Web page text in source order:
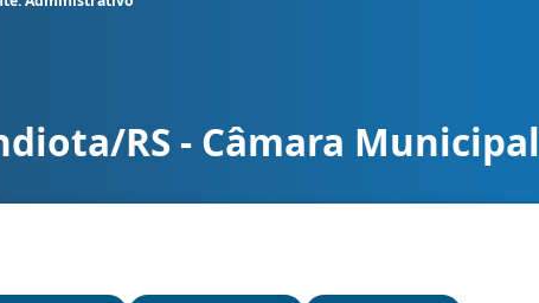
AdministrativoRS - Câmara Municipal